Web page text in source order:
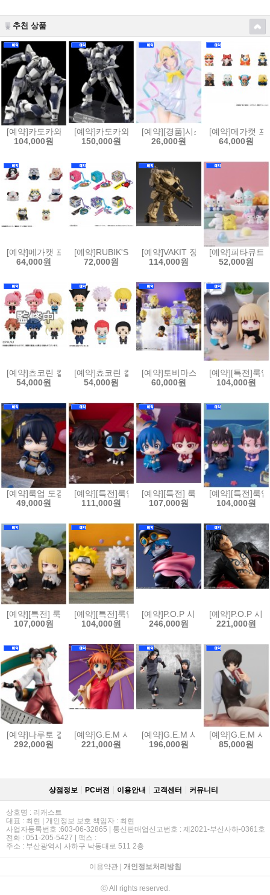
추천 상품
[예약]카도카와 플라스틱 모델 시리즈 풀 메탈 패닉 - 아바레스트
104,000원
[예약]카도카와 플라스틱 모델 시리즈 풀 메탈 패닉
150,000원
[예약][경품]시스템 서비스 Vivit
26,000원
[예약]메가캣
64,000원
[예약]메가캣 프로젝트 냐루토 나루토 질풍전 - 사제, 인연 편
64,000원
[예약]RUBIK'S ID 다마고치(6개박스판매
72,000원
[예약]VAKIT 장갑기병 보톰즈 회
114,000원
[예약]피타큐트
52,000원
[예약]쵸코린 컬렉션 캐릭캐릭 체인지(6개박스판매)[4535123852909]
54,000원
[예약]쵸코린 컬렉션 헌터x헌터(6개박스판매
54,000원
[예약]토비마스 드래곤볼 Vol.3 (6
60,000원
[예약][특전]룩
104,000원
[예약]룩업 도검난무 - 미카즈키 무네치카[4535123852930]
49,000원
[예약][특전]룩업 페르소나 5 더 로열 - 주인공 & 모
111,000원
[예약][특전] 룩업 악마에 입문했
107,000원
[예약][특전]룩
104,000원
[예약][특전] 룩업 블리치 - 히츠가야 토시로 천년혈전편 & 히라코 신
107,000원
[예약][특전]룩업 나루토 질풍전 - 우즈마키 나루토
104,000원
[예약]P.O.P 시리즈 원피스 -
246,000원
[예약]P.O.P 시
221,000원
[예약]나루토 걸즈 나루토 질풍전 - 텐텐[4535123852435]
292,000원
[예약]G.E.M 시리즈 은혼 - 카구라 (한정복각판
221,000원
[예약]G.E.M 시리즈 나루토 질풍
196,000원
[예약]G.E.M 시
85,000원
상점정보 PC버젼 이용안내 고객센터 커뮤니티
상호명 : 리캐스트
대표 : 최현 | 개인정보 보호 책임자 : 최현
사업자등록번호 :603-06-32865 | 통신판매업신고번호 : 제2021-부산사하-0361호
전화 : 051-205-5427 | 팩스 :
주소 : 부산광역시 사하구 낙동대로 511 2층
이용약관| 개인정보처리방침
ⓒ All rights reserved.